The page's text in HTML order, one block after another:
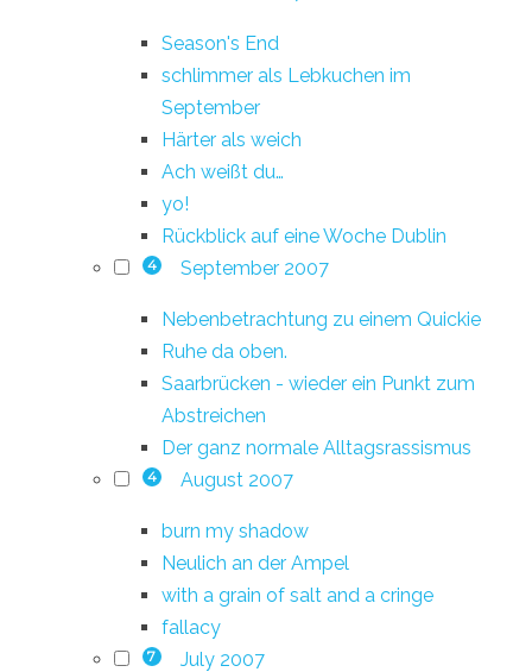
Season's End
schlimmer als Lebkuchen im
September
Härter als weich
Ach weißt du…
yo!
Rückblick auf eine Woche Dublin
4 September 2007
Nebenbetrachtung zu einem Quickie
Ruhe da oben.
Saarbrücken - wieder ein Punkt zum
Abstreichen
Der ganz normale Alltagsrassismus
4 August 2007
burn my shadow
Neulich an der Ampel
with a grain of salt and a cringe
fallacy
7 July 2007